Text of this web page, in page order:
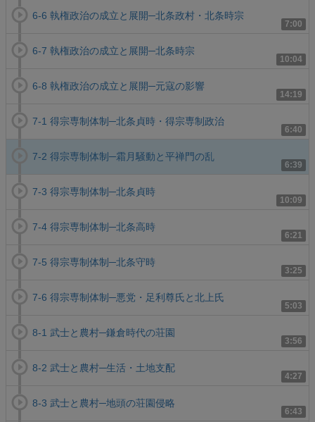
7:00
6-6 執権政治の成立と展開─北条政村・北条時宗
10:04
6-7 執権政治の成立と展開─北条時宗
14:19
6-8 執権政治の成立と展開─元寇の影響
6:40
7-1 得宗専制体制─北条貞時・得宗専制政治
6:39
7-2 得宗専制体制─霜月騒動と平禅門の乱
10:09
7-3 得宗専制体制─北条貞時
6:21
7-4 得宗専制体制─北条高時
3:25
7-5 得宗専制体制─北条守時
5:03
7-6 得宗専制体制─悪党・足利尊氏と北上氏
3:56
8-1 武士と農村─鎌倉時代の荘園
4:27
8-2 武士と農村─生活・土地支配
6:43
8-3 武士と農村─地頭の荘園侵略